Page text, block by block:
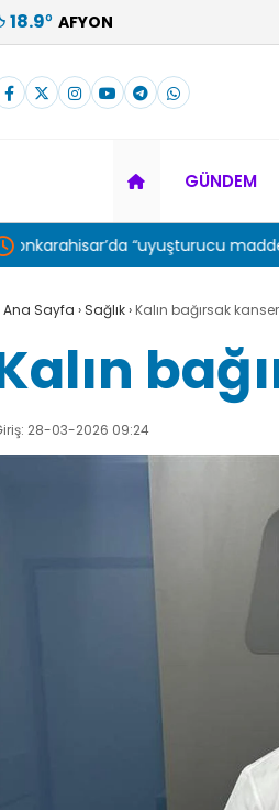
18.9° AFYON
GÜNDEM
Polis, dolandırıcılık suçundan
Ana Sayfa › Sağlık› Kalın bağırsak
28-03-2026 09:24